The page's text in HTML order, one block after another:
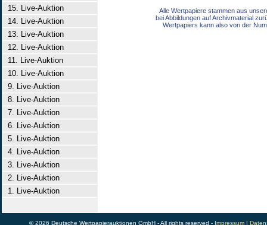
15. Live-Auktion
14. Live-Auktion
13. Live-Auktion
12. Live-Auktion
11. Live-Auktion
10. Live-Auktion
9. Live-Auktion
8. Live-Auktion
7. Live-Auktion
6. Live-Auktion
5. Live-Auktion
4. Live-Auktion
3. Live-Auktion
2. Live-Auktion
1. Live-Auktion
Alle Wertpapiere stammen aus
bei Abbildungen auf Archivmaterial
Wertpapiers kann also von der
© 2026 Deutsche Wertpapierauktionen GmbH - All rights reserved - Impressum|